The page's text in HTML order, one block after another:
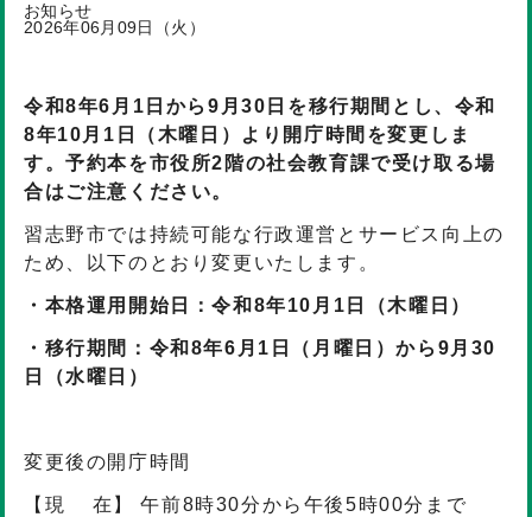
お知らせ
2026年06月09日（火）
令和8年6月1日から9月30日を移行期間とし、令和
8年10月1日（木曜日）より開庁時間を変更しま
す。予約本を市役所2階の社会教育課で受け取る場
合はご注意ください。
習志野市では持続可能な行政運営とサービス向上の
ため、以下のとおり変更いたします。
・本格運用開始日：令和8年10月1日（木曜日）
・移行期間：令和8年6月1日（月曜日）から9月30
日（水曜日）
変更後の開庁時間
【現 在】 午前8時30分から午後5時00分まで